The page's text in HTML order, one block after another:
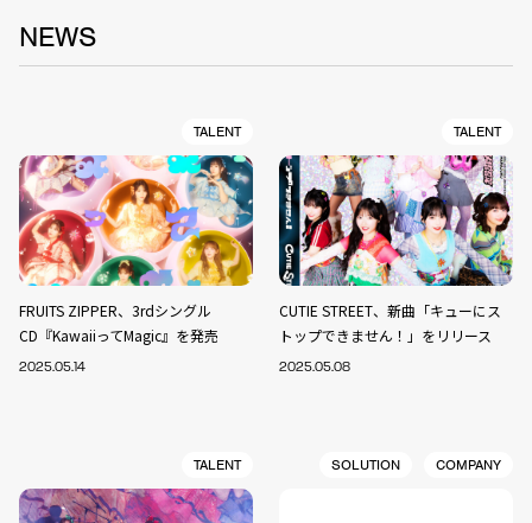
NEWS
TALENT
FRUITS ZIPPER、3rdシングル
CD『KawaiiってMagic』を発売
2025.05.14
TALENT
CUTIE STREET、新曲「キューにス
トップできません！」をリリース
2025.05.08
TALENT SOLUTION COMPANY